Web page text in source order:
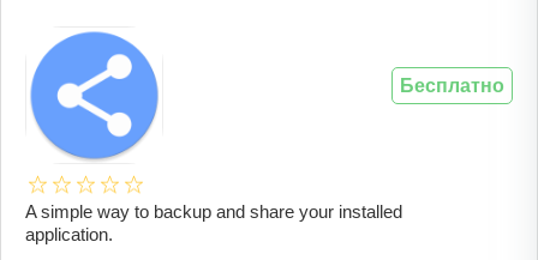
A simple way to backup and share your installed
application.
Бесплатно